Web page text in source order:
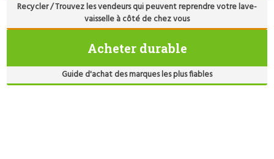
Recycler / Trouvez les vendeurs qui peuvent reprendre votre lave-
vaisselle à côté de chez vous
Acheter durable
Guide d'achat des marques les plus fiables